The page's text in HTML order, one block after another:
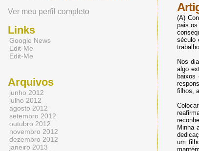
(A)
pais
século
Nos
algo
baixos
filhos,
Minha
um
Ver meu perfil completo
Links
Google News
Edit-Me
Edit-Me
Arquivos
junho 2012
julho 2012
agosto 2012
setembro 2012
outubro 2012
novembro 2012
dezembro 2012
janeiro 2013